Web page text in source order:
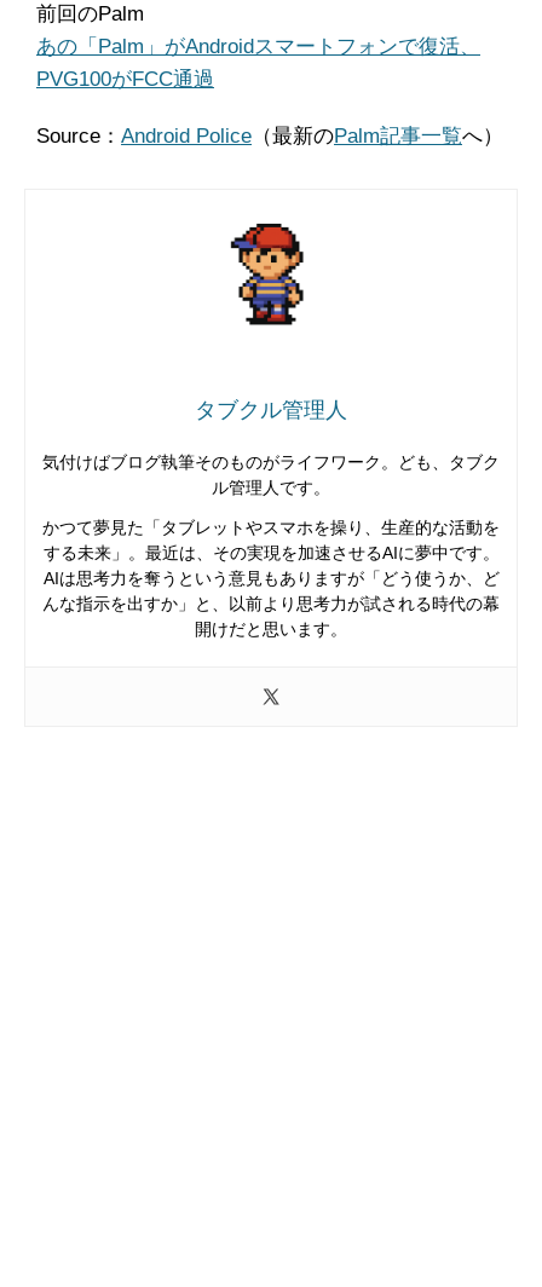
前回のPalm
あの「Palm」がAndroidスマートフォンで復活、
PVG100がFCC通過
Source： Android Police （最新のPalm記事一覧へ）
タブクル管理人
気付けばブログ執筆そのものがライフワーク。ども、タブク
ル管理人です。
かつて夢見た「タブレットやスマホを操り、生産的な活動を
する未来」。最近は、その実現を加速させるAIに夢中です。
AIは思考力を奪うという意見もありますが「どう使うか、ど
んな指示を出すか」と、以前より思考力が試される時代の幕
開けだと思います。